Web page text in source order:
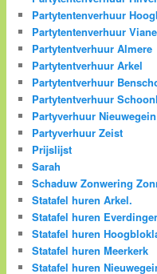
Partytentenverhuur
Partytentenverhuur
Partytentverhuur Almere
Partytentverhuur Arkel
Partytentverhuur
Partytentverhuur
Partyverhuur Nieuwegein
Partyverhuur Zeist
Prijslijst
Sarah
Schaduw Zonwering
Statafel huren Arkel.
Statafel huren
Statafel huren
Statafel huren Meerkerk
Statafel huren